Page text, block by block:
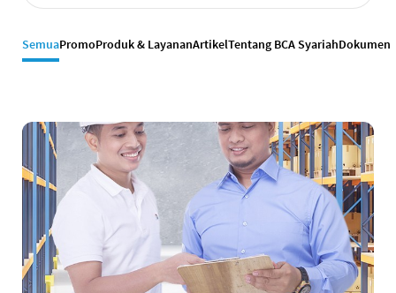
SemuaPromoProduk & LayananArtikelTentang BCA SyariahDokumen